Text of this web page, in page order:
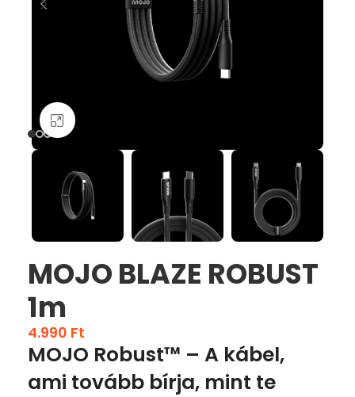
Nagyításhoz kattints ide
MOJO BLAZE ROBUST
1m
4.990 Ft
MOJO Robust™ – A kábel,
ami tovább bírja, mint te